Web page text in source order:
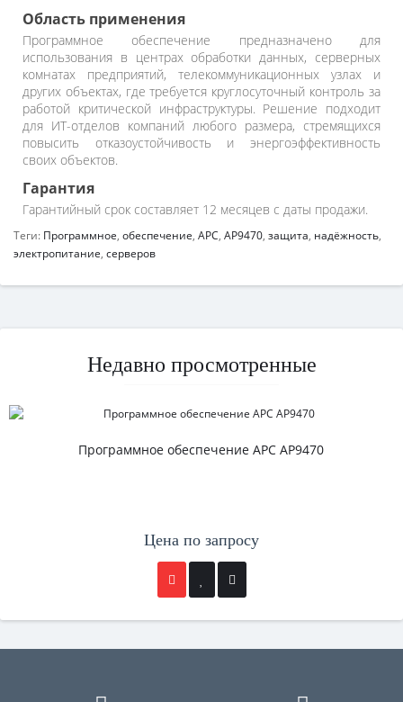
Область применения
Программное обеспечение предназначено для
использования в центрах обработки данных, серверных
комнатах предприятий, телекоммуникационных узлах и
других объектах, где требуется круглосуточный контроль за
работой критической инфраструктуры. Решение подходит
для ИТ-отделов компаний любого размера, стремящихся
повысить отказоустойчивость и энергоэффективность
своих объектов.
Гарантия
Гарантийный срок составляет 12 месяцев с даты продажи.
Теги: Программное, обеспечение, APC, AP9470, защита, надёжность,
электропитание, серверов
Недавно просмотренные
Программное обеспечение APC AP9470
Цена по запросу